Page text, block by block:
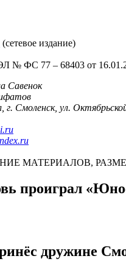
(сетевое издание)
№ ФС 77 – 68403 от
Савенок
г. Смоленск, ул.
МАТЕРИАЛОВ,
проиграл
дружине